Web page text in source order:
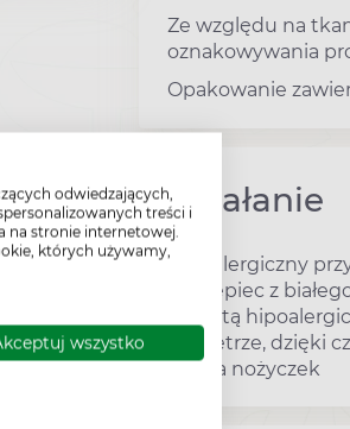
odwiedzających,
treści i
na stronie internetowej.
których używamy,
wszystko
Ze względu na
oznakowywania
Opakowanie
Działanie
Hipoalergiczny
Przylepiec z
pokrytą
powietrze, dzięki
użycia nożyczek